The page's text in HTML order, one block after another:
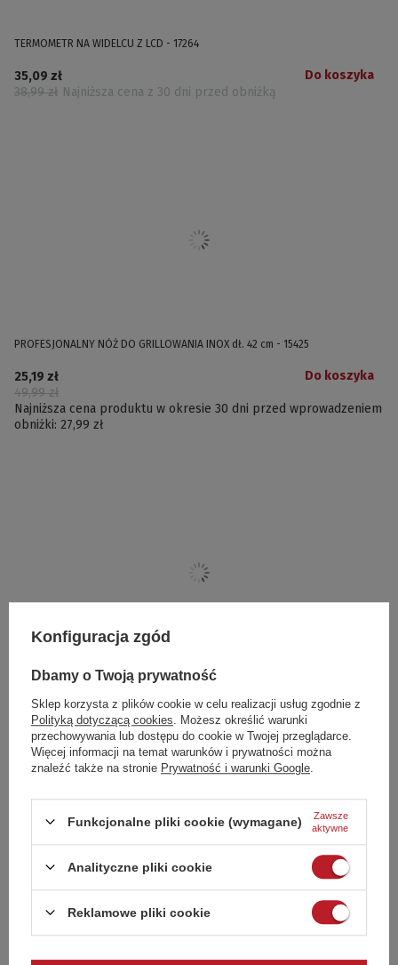
TERMOMETR NA WIDELCU Z LCD - 17264
35,09 zł
38,99 zł Najniższa cena z 30 dni przed obniżką
Do koszyka
PROFESJONALNY NÓŻ DO GRILLOWANIA INOX dł. 42 cm - 15425
25,19 zł
49,99 zł
Najniższa cena produktu w okresie 30 dni przed wprowadzeniem
obniżki: 27,99 zł
Do koszyka
PROFESJONALNA SZCZOTKA DO CZYSZCZENIA GRILLA INOX dł. 42 cm- 15430
25,19 zł
49,99 zł
Najniższa cena produktu w okresie 30 dni przed wprowadzeniem
obniżki:27,99 zł
Do koszyka
Pytania innych klientów
❓ Do jakich grillów pasuje ruszt żeliwny 39 × 45 cm?
Konfiguracja zgód
Dbamy o Twoją prywatność
Sklep korzysta z plików cookie w celu realizacji usług zgodnie z
Polityką dotyczącą cookies . Możesz określić warunki
przechowywania lub dostępu do cookie w Twojej przeglądarce.
Więcej informacji na temat warunków i prywatności można
znaleźć także na stronie Prywatność i warunki Google
Funkcjonalne pliki cookie (wymagane)
Zawsze
aktywne
Analityczne pliki cookie
Reklamowe pliki cookie